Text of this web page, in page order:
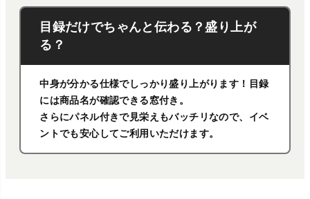
目録だけでちゃんと伝わる？盛り上が
る？
中身が分かる仕様でしっかり盛り上がります！目録
には商品名が確認できる窓付き。
さらにパネル付きで見栄えもバッチリなので、イベ
ントでも安心してご利用いただけます。